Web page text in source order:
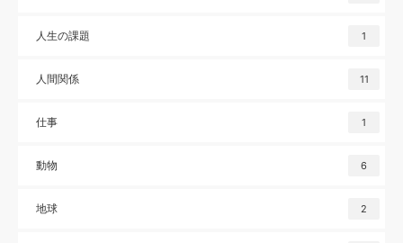
人生の課題 1
人間関係 11
仕事 1
動物 6
地球 2